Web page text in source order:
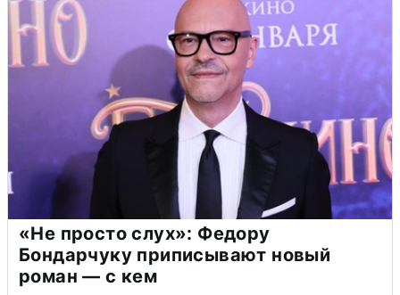
«Не просто слух»: Федору
Бондарчуку приписывают новый
роман — с кем